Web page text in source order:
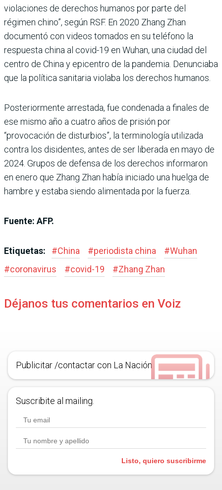
violaciones de derechos humanos por parte del
régimen chino”, según RSF. En 2020 Zhang Zhan
documentó con videos tomados en su teléfono la
respuesta china al covid-19 en Wuhan, una ciudad del
centro de China y epicentro de la pandemia. Denunciaba
que la política sanitaria violaba los derechos humanos.
Posteriormente arrestada, fue condenada a finales de
ese mismo año a cuatro años de prisión por
“provocación de disturbios”, la terminología utilizada
contra los disidentes, antes de ser liberada en mayo de
2024. Grupos de defensa de los derechos informaron
en enero que Zhang Zhan había iniciado una huelga de
hambre y estaba siendo alimentada por la fuerza.
Fuente: AFP.
Etiquetas: #China #periodista china #Wuhan
#coronavirus #covid-19 #Zhang Zhan
Déjanos tus comentarios en Voiz
Publicitar /contactar con La Nación
Suscribite al mailing.
Listo, quiero suscribirme